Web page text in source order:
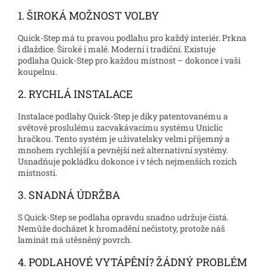
1. ŠIROKÁ MOŽNOST VOLBY
Quick-Step má tu pravou podlahu pro každý interiér. Prkna
i dlaždice. Široké i malé. Moderní i tradiční. Existuje
podlaha Quick-Step pro každou místnost – dokonce i vaši
koupelnu.
2. RYCHLÁ INSTALACE
Instalace podlahy Quick-Step je díky patentovanému a
světově proslulému zacvakávacímu systému Uniclic
hračkou. Tento systém je uživatelsky velmi příjemný a
mnohem rychlejší a pevnější než alternativní systémy.
Usnadňuje pokládku dokonce i v těch nejmenších rozích
místnosti.
3. SNADNÁ ÚDRŽBA
S Quick-Step se podlaha opravdu snadno udržuje čistá.
Nemůže docházet k hromadění nečistoty, protože náš
laminát má utěsněný povrch.
4. PODLAHOVÉ VYTÁPĚNÍ? ŽÁDNÝ PROBLÉM